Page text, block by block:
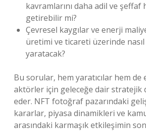
kavramlarını daha adil ve şeffaf
getirebilir mi?
Çevresel kaygılar ve enerji
üretimi ve ticareti üzerinde
yaratacak?
Bu sorular, hem yaratıcılar hem
aktörler için geleceğe dair stratejik
eder. NFT fotoğraf pazarındaki
kararlar, piyasa dinamikleri ve
arasındaki karmaşık etkileşimin